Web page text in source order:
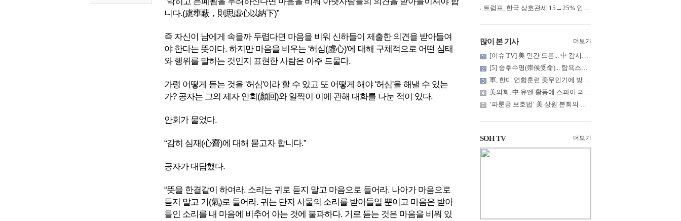
니다.(慮壅蔽，則思虛心以納下)”
즉 자신이 남에게 속을까 두렵다면 마음을 비워 신하들이 제출한 의견을 받아들여
야 한다는 뜻이다. 하지만 마음을 비우는 '허심(虛心)'에 대해 구체적으로 어떤 심태
와 행위를 말하는 것인지 표현한 사람은 아주 드물다.
가령 어떻게 듣는 것을 '허심'이라 할 수 있고 또 어떻게 해야 '허심'을 해낼 수 있는
가? 공자는 그의 제자 안회(顏回)와 일찍이 이에 관해 대화를 나눈 적이 있다.
안회가 물었다.
“감히 심재(心齋)에 대해 묻고자 합니다.”
공자가 대답했다.
“뜻을 한결같이 하여라. 소리는 귀로 듣지 말고 마음으로 들어라. 나아가 마음으로
듣지 말고 기(氣)로 들어라. 귀는 단지 사물의 소리를 받아들일 뿐이고 마음은 받아
들인 소리를 내 마음에 비추어 아는 것에 불과하다. 기로 듣는 것은 마음을 비워 있
트럼프, 한국 상호관세 15→25% 인상... “韓 국회 무력합의 미비준”....
많이 본 기사 더보기
[이슈 TV] 美 민간 드론... 中 감시망 뚫고 군함 근접 촬영
[5] 숭후수명(崇侯受命)... 탐욕스러운 북백후, 정벌의 기치를 올.....
軍, 한미 연합훈련 美무인기에 방공태세 발령... 왜?
美의회, 中 유엔 활동에 스파이 의혹 제기
‘파룬궁 보호법’ 美 상원 본회의 상정... 최종 입법 ‘초읽기’
SOH TV 더보기